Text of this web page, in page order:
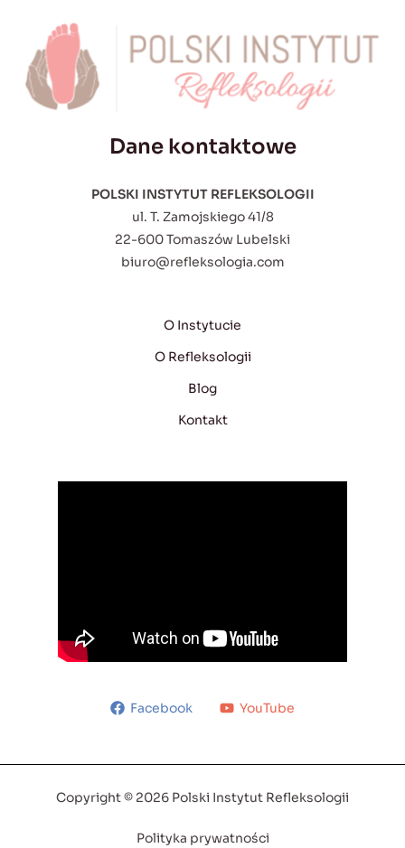
Dane kontaktowe
POLSKI INSTYTUT REFLEKSOLOGII
ul. T. Zamojskiego 41/8
22-600 Tomaszów Lubelski
biuro@refleksologia.com
O Instytucie
O Refleksologii
Blog
Kontakt
Facebook YouTube
Copyright © 2026 Polski Instytut Refleksologii
Polityka prywatności